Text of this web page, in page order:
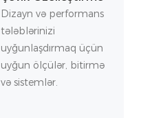
Dizayn və performans
tələblərinizi
uyğunlaşdırmaq üçün
uyğun ölçülər, bitirmə
və sistemlər.